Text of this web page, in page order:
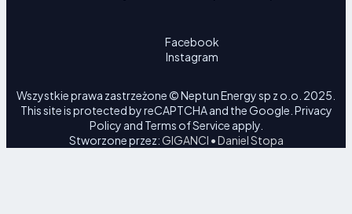
Facebook
Instagram
Wszystkie prawa zastrzeżone © Neptun Energy sp z o.o. 2025.
This site is protected by reCAPTCHA and the Google. Privacy
Policy and Terms of Service apply.
Stworzone przez:GIGANCI • Daniel Stopa